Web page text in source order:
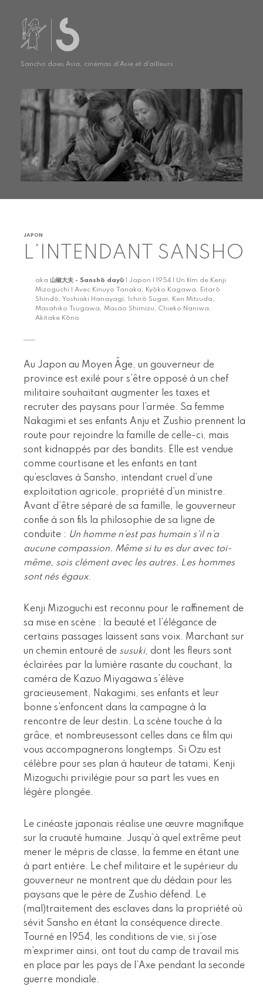
Sancho does Asia, cinémas d'Asie et d'ailleurs
JAPON
L’INTENDANT SANSHO
aka 山椒大夫 - Sanshō dayū | Japon | 1954 | Un film de Kenji
Mizoguchi | Avec Kinuyo Tanaka, Kyōko Kagawa, Eitarō
Shindō, Yoshiaki Hanayagi, Ichirō Sugai, Ken Mitsuda,
Masahiko Tsugawa, Masao Shimizu, Chieko Naniwa,
Akitake Kōno
Au Japon au Moyen Âge, un gouverneur de
province est exilé pour s’être opposé à un chef
militaire souhaitant augmenter les taxes et
recruter des paysans pour l’armée. Sa femme
Nakagimi et ses enfants Anju et Zushio prennent la
route pour rejoindre la famille de celle-ci, mais
sont kidnappés par des bandits. Elle est vendue
comme courtisane et les enfants en tant
qu’esclaves à Sansho, intendant cruel d’une
exploitation agricole, propriété d’un ministre.
Avant d’être séparé de sa famille, le gouverneur
confie à son fils la philosophie de sa ligne de
conduite : Un homme n’est pas humain s’il n’a
aucune compassion. Même si tu es dur avec toi-
même, sois clément avec les autres. Les hommes
sont nés égaux.
Kenji Mizoguchi est reconnu pour le raffinement de
sa mise en scène : la beauté et l’élégance de
certains passages laissent sans voix. Marchant sur
un chemin entouré de susuki, dont les fleurs sont
éclairées par la lumière rasante du couchant, la
caméra de Kazuo Miyagawa s’élève
gracieusement, Nakagimi, ses enfants et leur
bonne s’enfoncent dans la campagne à la
rencontre de leur destin. La scène touche à la
grâce, et nombreusessont celles dans ce film qui
vous accompagnerons longtemps. Si Ozu est
célèbre pour ses plan à hauteur de tatami, Kenji
Mizoguchi privilégie pour sa part les vues en
légère plongée.
Le cinéaste japonais réalise une œuvre magnifique
sur la cruauté humaine. Jusqu’à quel extrême peut
mener le mépris de classe, la femme en étant une
à part entière. Le chef militaire et le supérieur du
gouverneur ne montrent que du dédain pour les
paysans que le père de Zushio défend. Le
(mal)traitement des esclaves dans la propriété où
sévit Sansho en étant la conséquence directe.
Tourné en 1954, les conditions de vie, si j’ose
m’exprimer ainsi, ont tout du camp de travail mis
en place par les pays de l’Axe pendant la seconde
guerre mondiale.